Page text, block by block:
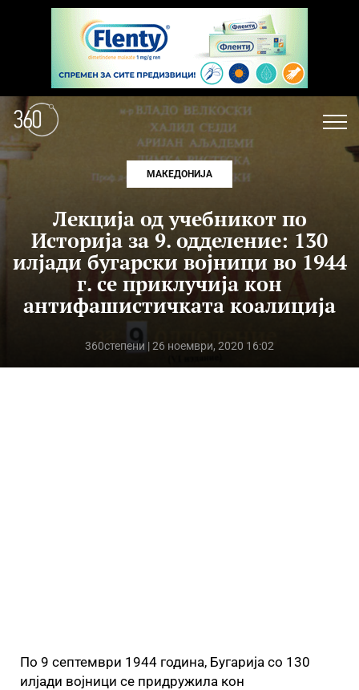
МАКЕДОНИЈА
Лекција од учебникот по
Историја за 9. одделение: 130
илјади бугарски војници во 1944
г. се приклучија кон
антифашистичката коалиција
360степени | 26 ноември, 2020 16:02
По 9 септември 1944 година, Бугарија со 130
илјади војници се придружила кон